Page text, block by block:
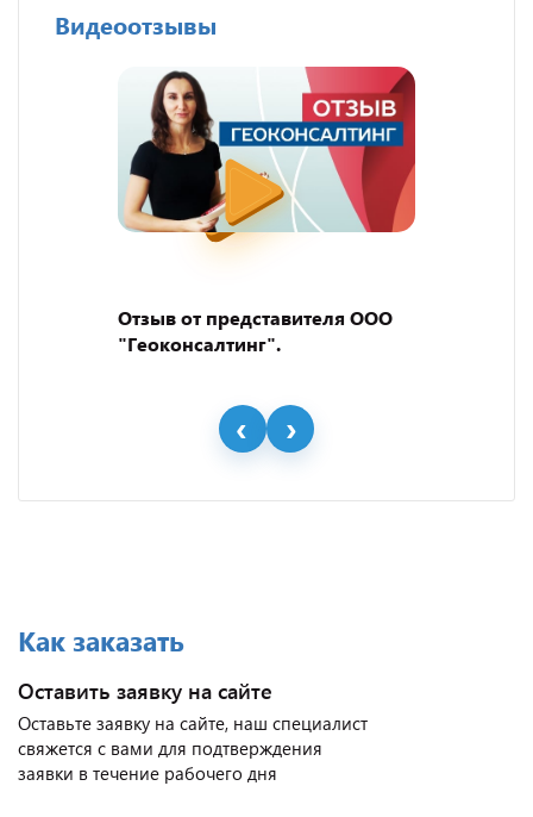
Видеоотзывы
Отзыв от представителя ООО
"Геоконсалтинг".
Как заказать
Оставить заявку на сайте
Оставьте заявку на сайте, наш специалист
свяжется с вами для подтверждения
заявки в течение рабочего дня